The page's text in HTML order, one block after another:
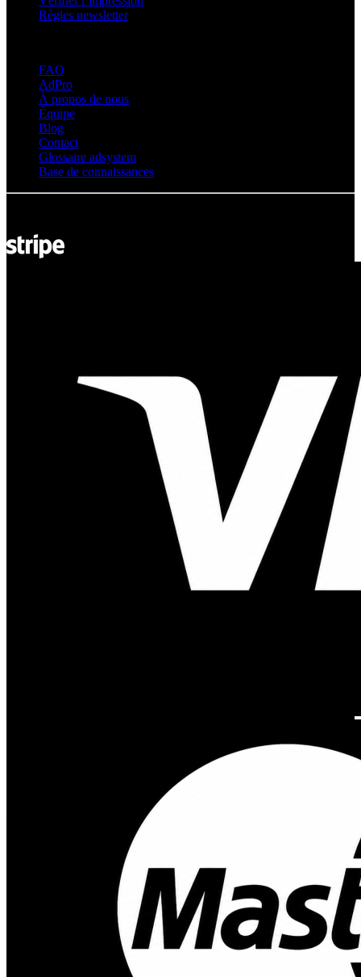
Règles newsletter
FAQ
AdPro
À propos de nous
Équipe
Blog
Contact
Glossaire adsystem
Base de connaissances